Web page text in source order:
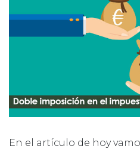
En el artículo de hoy